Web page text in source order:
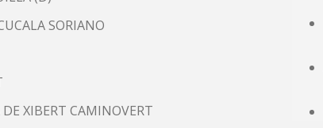
SORIANO
XIBERT CAMINOVERT